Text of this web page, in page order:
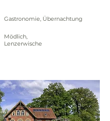
Gastronomie, Übernachtung
Mödlich,
Lenzerwische